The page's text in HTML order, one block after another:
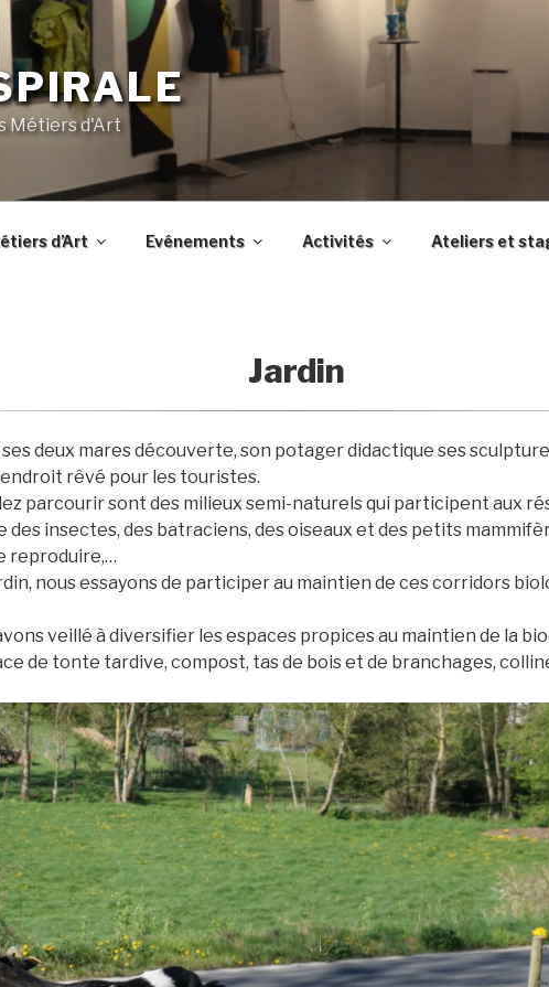
Métiers d'Art
d’Art Evénements Activités Ateliers et
Jardin
ses deux mares découverte, son potager didactique ses
rêvé pour les touristes.
parcourir sont des milieux semi-naturels qui participent aux
des insectes, des batraciens, des oiseaux et des petits
reproduire,…
nous essayons de participer au maintien de ces corridors
veillé à diversifier les espaces propices au maintien de la
de tonte tardive, compost, tas de bois et de branchages,